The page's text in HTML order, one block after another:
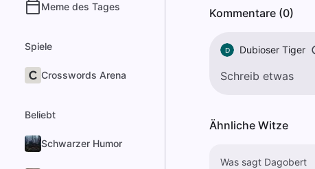
Meme des Tages
Spiele
Crosswords Arena
Beliebt
Schwarzer Humor
Kommentare (0)
D Dubioser Tiger
Ähnliche Witze
Was sagt Dagobert